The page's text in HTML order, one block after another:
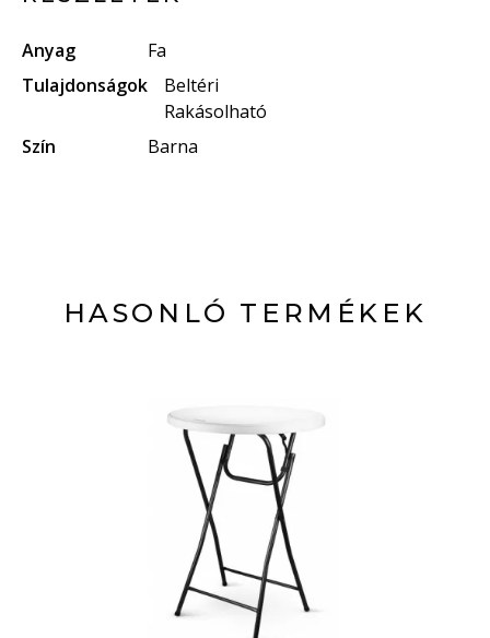
Anyag
Fa
Tulajdonságok
Beltéri
Rakásolható
Szín
Barna
HASONLÓ TERMÉKEK